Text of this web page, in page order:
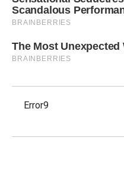
Error9